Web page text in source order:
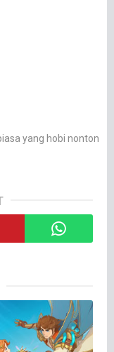
yang hobi nonton